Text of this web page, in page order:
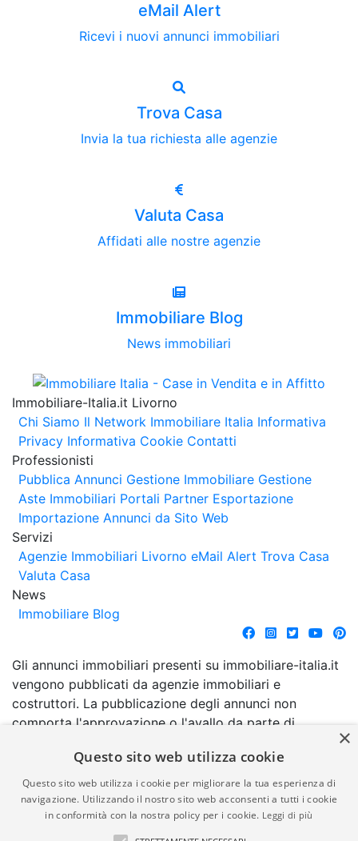
eMail Alert
Ricevi i nuovi annunci immobiliari
Trova Casa
Invia la tua richiesta alle agenzie
Valuta Casa
Affidati alle nostre agenzie
Immobiliare Blog
News immobiliari
Immobiliare-Italia.it Livorno
Chi Siamo Il Network Immobiliare Italia Informativa
Privacy Informativa Cookie Contatti
Professionisti
Pubblica Annunci Gestione Immobiliare Gestione
Aste Immobiliari Portali Partner Esportazione
Importazione Annunci da Sito Web
Servizi
Agenzie Immobiliari Livorno eMail Alert Trova Casa
Valuta Casa
News
Immobiliare Blog
Gli annunci immobiliari presenti su immobiliare-italia.it
vengono pubblicati da agenzie immobiliari e
costruttori. La pubblicazione degli annunci non
comporta l'approvazione o l'avallo da parte di
garanzia da parte di quest'ultima. immobiliare-italia.it
quindi non è responsabile della veridicità, della
correttezza, della completezza, della normativa in
materia di privacy e/o di alcun altro aspetto dei
suddetti annunci.
×
Questo sito web utilizza cookie
Questo sito web utilizza i cookie per migliorare la tua esperienza di
navigazione. Utilizzando il nostro sito web acconsenti a tutti i cookie
in conformità con la nostra policy per i cookie. Leggi di più